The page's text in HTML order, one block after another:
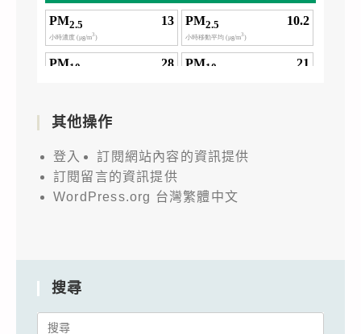
其他操作
登入
訂閱網站內容的資訊提供
訂閱留言的資訊提供
WordPress.org 台灣繁體中文
搜尋
Search